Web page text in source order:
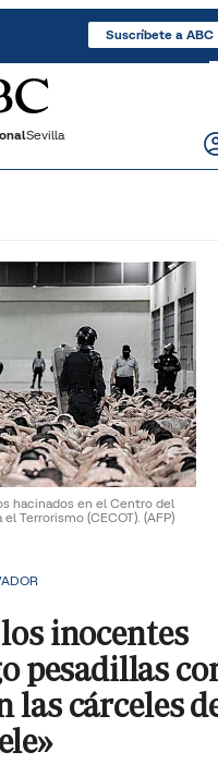
Suscríbete a ABC
Sevilla
hacinados en el Centro del
Terrorismo (CECOT). (AFP)
inocentes
pesadillas
las cárceles